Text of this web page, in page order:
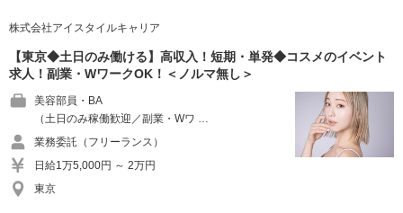
株式会社アイスタイルキャリア
【東京◆土日のみ働ける】高収入！短期・単発◆コスメのイベント
求人！副業・WワークOK！＜ノルマ無し＞
美容部員・BA
（土日のみ稼働歓迎／副業・Wワ …
業務委託（フリーランス）
日給1万5,000円 ～ 2万円
東京